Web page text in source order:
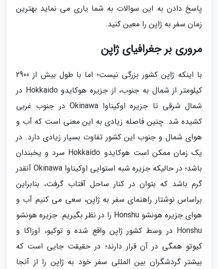
پاسخ دادن به این سوالات به شما یاری می نماید بهترین
زمان سفر به ژاپن را معین کنید.
مروری بر جغرافیای ژاپن
با اینکه ژاپن کشور بزرگی نیست؛ اما با طول بیش از 2900
کیلومتر از شمال به جنوب، از جزیره هوکایدو Hokkaido در
شمال شرقی تا جزیره اوکیناوا Okinawa در جنوب غربی
کشیده شد. چنین فاصله زیادی به این معنی است که آب و
هوای شمال و جنوب این کشور تفاوت بسیار زیادی دارد. در
یک زمان ممکن است هوکایدو Hokkaido سرد و یخبندان
باشد؛ در حالیکه جزیره شبه استوایی اوکیناوا Okinawa آنقدر
گرم باشد که بتوان در کنار ساحل آفتاب گرفت، بنابراین
براساس نوشتار راهنمای سفر به ژاپن، سعی می کنیم آب و
هوای جزیره هونشو Honshu را در نظر بگیریم. جزیره هونشو
Honshu در وسط کشور ژاپن واقع شده و توکیو، اوزاکا و
کیوتو همگی در آن قرار دارند؛ در حقیقت جایی است که
بیشتر گردشگران بین المللی سفر خود به ژاپن را از آنجا